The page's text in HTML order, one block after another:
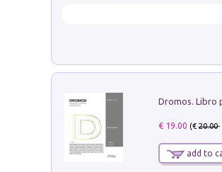
€ 19.00 (€20.00-
add to